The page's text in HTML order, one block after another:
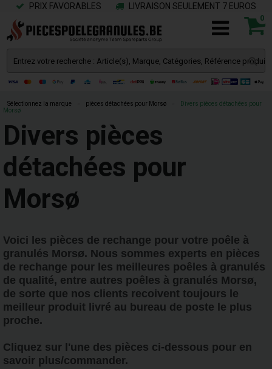
PRIX FAVORABLES LIVRAISON SEULEMENT 7 EUROS
0
Sélectionnez la marque pièces détachées pour Morsø
Divers pièces détachées pour
Morsø
Divers pièces
détachées pour
Morsø
Voici les pièces de rechange pour votre poêle à
granulés Morsø. Nous sommes experts en pièces
de rechange pour les meilleures poêles à granulés
de qualité, entre autres poêles à granulés Morsø,
de sorte que nos clients recoivent toujours le
meilleur produit livré au bureau de poste le plus
proche.
Cliquez sur l'une des pièces ci-dessous pour en
savoir plus/commander.